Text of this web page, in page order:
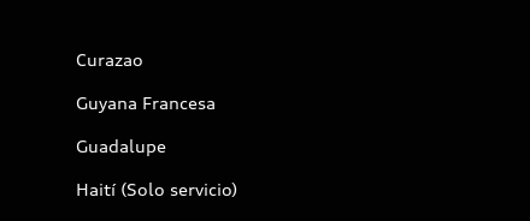
Curazao
Guyana Francesa
Guadalupe
Haití (Solo servicio)